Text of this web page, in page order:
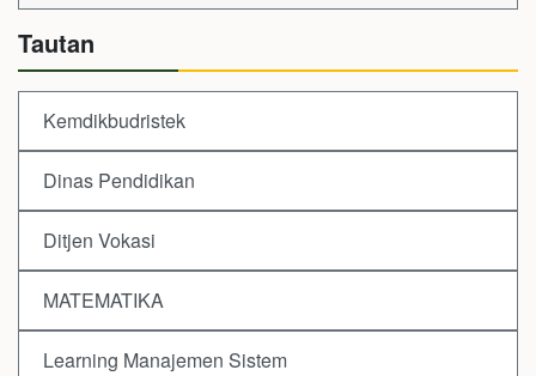
Tautan
Kemdikbudristek
Dinas Pendidikan
Ditjen Vokasi
MATEMATIKA
Learning Manajemen Sistem